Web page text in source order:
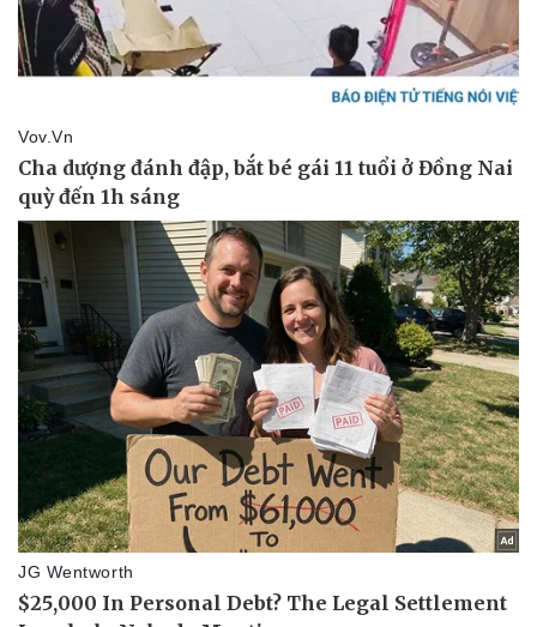
Lịch thi đấu bóng đá
Thế giới thể thao
eSports
Hậu trường
Xe máy